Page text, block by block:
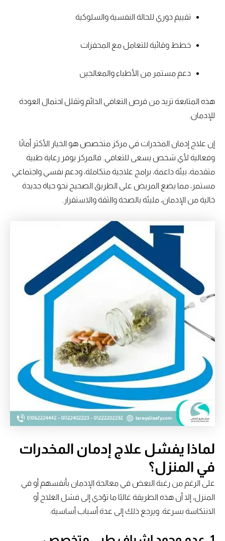
تقييم دوري للحالة النفسية والسلوكية
خطط وقائية للتعامل مع المحفزات
دعم مستمر من الأطباء والمعالجين
هذه المتابعة تزيد من فرص التعافي الدائم وتقلل احتمال العودة
للإدمان.
إن علاج إدمان المخدرات في مركز متخصص هو الخيار الأكثر أمانًا
وفعالية لأي شخص يسعى للتعافي. فالمركز يوفر رعاية طبية
متقدمة، بيئة داعمة، برامج علاجية متكاملة، ودعم نفسي واجتماعي
مستمر، مما يضع المريض على الطريق الصحيح نحو حياة جديدة
خالية من الإدمان، مليئة بالصحة والثقة والاستقرار.
لماذا يفشل علاج إدمان المخدرات
في المنزل؟
على الرغم من رغبة البعض في معالجة الإدمان بأنفسهم أو في
المنزل، إلا أن هذه الطريقة غالبًا ما تؤدي إلى فشل العلاج أو
الانتكاسة بسرعة. ويرجع ذلك إلى عدة أسباب أساسية: